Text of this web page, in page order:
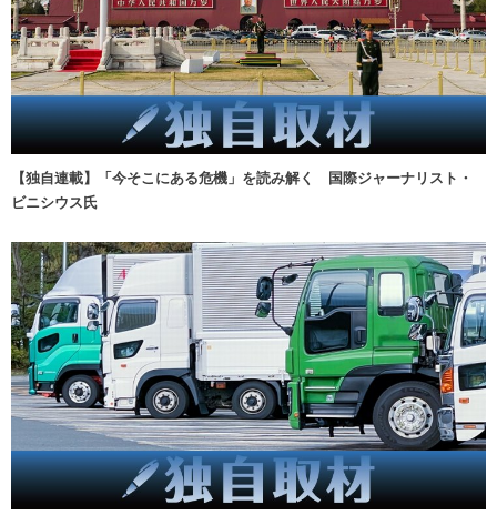
【独自連載】「今そこにある危機」を読み解く 国際ジャーナリスト・
ビニシウス氏